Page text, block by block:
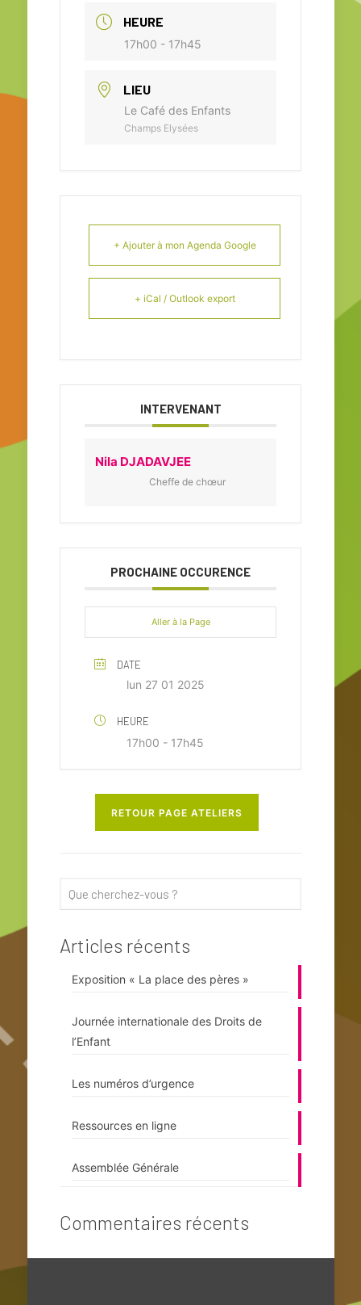
HEURE
17h00 - 17h45
LIEU
Le Café des Enfants
Champs Elysées
+ Ajouter à mon Agenda Google
+ iCal / Outlook export
INTERVENANT
Nila DJADAVJEE
Cheffe de chœur
PROCHAINE OCCURENCE
Aller à la Page
DATE
lun 27 01 2025
HEURE
17h00 - 17h45
RETOUR PAGE ATELIERS
Articles récents
Exposition « La place des pères »
Journée internationale des Droits de
l’Enfant
Les numéros d’urgence
Ressources en ligne
Assemblée Générale
Commentaires récents